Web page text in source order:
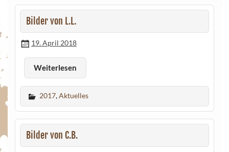
Bilder von L.L.
19. April 2018
Weiterlesen
2017,Aktuelles
Bilder von C.B.